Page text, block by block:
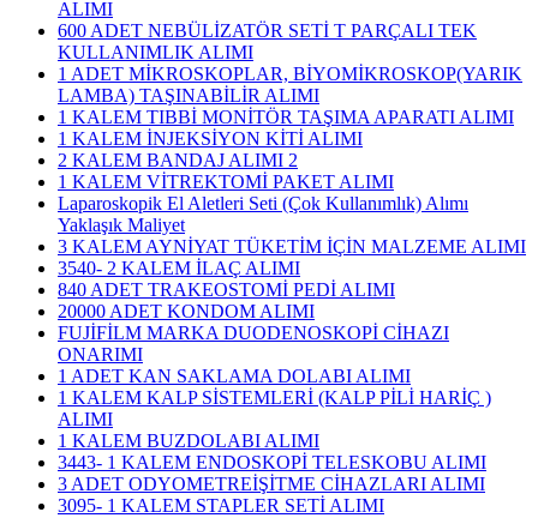
ALIMI
600 ADET NEBÜLİZATÖR SETİ T PARÇALI TEK
KULLANIMLIK ALIMI
1 ADET MİKROSKOPLAR, BİYOMİKROSKOP(YARIK
LAMBA) TAŞINABİLİR ALIMI
1 KALEM TIBBİ MONİTÖR TAŞIMA APARATI ALIMI
1 KALEM İNJEKSİYON KİTİ ALIMI
2 KALEM BANDAJ ALIMI 2
1 KALEM VİTREKTOMİ PAKET ALIMI
Laparoskopik El Aletleri Seti (Çok Kullanımlık) Alımı
Yaklaşık Maliyet
3 KALEM AYNİYAT TÜKETİM İÇİN MALZEME ALIMI
3540- 2 KALEM İLAÇ ALIMI
840 ADET TRAKEOSTOMİ PEDİ ALIMI
20000 ADET KONDOM ALIMI
FUJİFİLM MARKA DUODENOSKOPİ CİHAZI
ONARIMI
1 ADET KAN SAKLAMA DOLABI ALIMI
1 KALEM KALP SİSTEMLERİ (KALP PİLİ HARİÇ )
ALIMI
1 KALEM BUZDOLABI ALIMI
3443- 1 KALEM ENDOSKOPİ TELESKOBU ALIMI
3 ADET ODYOMETREİŞİTME CİHAZLARI ALIMI
3095- 1 KALEM STAPLER SETİ ALIMI